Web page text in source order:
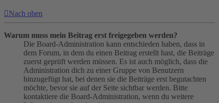
Nach oben
Warum muss mein Beitrag erst freigegeben werden?
Die Board-Administration kann entschieden haben, dass in
dem Forum, in dem du einen Beitrag erstellt hast, die Beiträge
zuerst geprüft werden müssen. Es ist auch möglich, dass die
Administration dich zu einer Gruppe von Benutzern
hinzugefügt hat, bei denen sie die Beiträge erst begutachten
möchte, bevor sie auf der Seite sichtbar werden. Bitte
kontaktiere die Board-Administration, wenn du weitere